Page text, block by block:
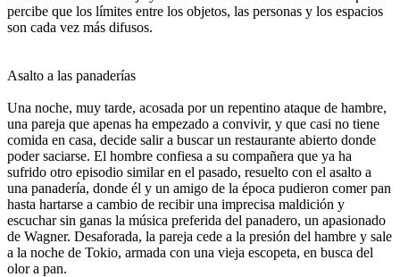
percibe que los límites entre los objetos, las personas y los espacios
son cada vez más difusos.
Asalto a las panaderías
Una noche, muy tarde, acosada por un repentino ataque de hambre,
una pareja que apenas ha empezado a convivir, y que casi no tiene
comida en casa, decide salir a buscar un restaurante abierto donde
poder saciarse. El hombre confiesa a su compañera que ya ha
sufrido otro episodio similar en el pasado, resuelto con el asalto a
una panadería, donde él y un amigo de la época pudieron comer pan
hasta hartarse a cambio de recibir una imprecisa maldición y
escuchar sin ganas la música preferida del panadero, un apasionado
de Wagner. Desaforada, la pareja cede a la presión del hambre y sale
a la noche de Tokio, armada con una vieja escopeta, en busca del
olor a pan.